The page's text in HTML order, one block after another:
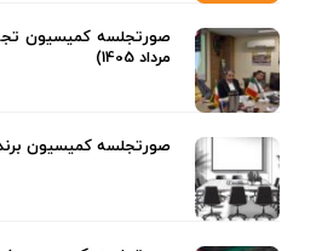
مرداد 1405)
صورتجلسه کمیسیون برندینگ (11